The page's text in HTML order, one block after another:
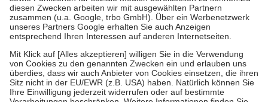
Zuzahlung zehn Prozent der Kosten sowie zehn Euro je
Verordnung.
Um das Engagement der Versicherten für ihre eigene Gesundheit zu
stärken und die besondere Stellung der Familie zu unterstützen,
fallenkeine Zuzahlungenan bei:
• Kindern und Jugendlichen bis zum vollendeten 18. Lebensjahr
mit Ausnahme der Fahrkosten
• Untersuchungen zur Vorsorge und Früherkennung, die von der